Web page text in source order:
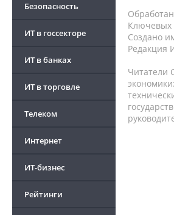
Безопасность
ИТ в госсекторе
ИТ в банках
ИТ в торговле
Телеком
Интернет
ИТ-бизнес
Рейтинги
Ключевых
Создано
Редакция
Читатели